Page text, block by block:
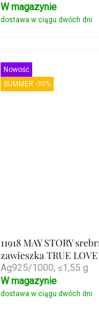
W magazynie
Nowość
SUMMER -30%
11918 MAY STORY
zawieszka TRUE LOVE
Ag925/1000; ≤1,55 g
W magazynie